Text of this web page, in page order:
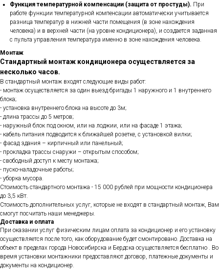
Функция температурной компенсации (защита от простуды). При
работе функции температурной компенсации автоматически учитывается
разница температур в нижней части помещения (в зоне нахождения
человека) и в верхней части (на уровне кондиционера), и создается заданная
с пульта управления температура именно в зоне нахождения человека.
Монтаж
Стандартный монтаж кондиционера осуществляется за
несколько часов.
В стандартный монтаж входят следующие виды работ:
- монтаж осуществляется за один выезд бригады 1 наружного и 1 внутреннего
блока;
- установка внутреннего блока на высоте до 3м;
- длина трассы до 5 метров;
- наружный блок под окном, или на лоджии, или на фасаде 1 этажа;
- кабель питания подводится к ближайшей розетке, с установкой вилки;
- фасад здания – кирпичный или панельный;
- прокладка трассы снаружи – открытым способом;
- свободный доступ к месту монтажа;
- пуско-наладочные работы;
- уборка мусора.
Стоимость стандартного монтажа - 15 000 рублей при мощности кондиционера
до 3,5 кВт.
Стоимость дополнительных услуг, которые не входят в стандартный монтаж, Вам
смогут посчитать наши менеджеры.
Доставка и оплата
При оказании услуг физическим лицам оплата за кондиционер и его установку
осуществляется после того, как оборудование будет смонтировано. Доставка на
объект в пределах города Новосибирска и Бердска осуществляется бесплатно . Во
время установки монтажники предоставляют договор, платежные документы и
документы на кондиционер.